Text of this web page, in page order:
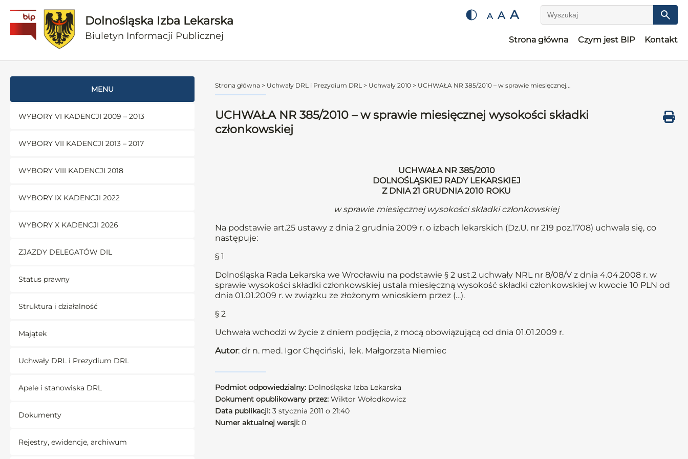
Dolnośląska Izba Lekarska
Biuletyn Informacji Publicznej
A A A Wyszukaj
Strona główna Czym jest BIP Kontakt
MENU
WYBORY VI KADENCJI 2009 – 2013
WYBORY VII KADENCJI 2013 – 2017
WYBORY VIII KADENCJI 2018
WYBORY IX KADENCJI 2022
WYBORY X KADENCJI 2026
ZJAZDY DELEGATÓW DIL
Status prawny
Struktura i działalność
Majątek
Uchwały DRL i Prezydium DRL
Apele i stanowiska DRL
Dokumenty
Rejestry, ewidencje, archiwum
Strona główna > Uchwały DRL i Prezydium DRL > Uchwały 2010 > UCHWAŁA NR 385/2010 – w sprawie miesięcznej...
UCHWAŁA NR 385/2010 – w sprawie miesięcznej wysokości składki
członkowskiej
UCHWAŁA NR 385/2010
DOLNOŚLĄSKIEJ RADY LEKARSKIEJ
Z DNIA 21 GRUDNIA 2010 ROKU
w sprawie miesięcznej wysokości składki członkowskiej
Na podstawie art.25 ustawy z dnia 2 grudnia 2009 r. o izbach lekarskich (Dz.U. nr 219 poz.1708) uchwala się, co
następuje:
§ 1
Dolnośląska Rada Lekarska we Wrocławiu na podstawie § 2 ust.2 uchwały NRL nr 8/08/V z dnia 4.04.2008 r. w
sprawie wysokości składki członkowskiej ustala miesięczną wysokość składki członkowskiej w kwocie 10 PLN od
dnia 01.01.2009 r. w związku ze złożonym wnioskiem przez (…).
§ 2
Uchwała wchodzi w życie z dniem podjęcia, z mocą obowiązującą od dnia 01.01.2009 r.
Autor: dr n. med. Igor Chęciński, lek. Małgorzata Niemiec
Podmiot odpowiedzialny: Dolnośląska Izba Lekarska
Dokument opublikowany przez: Wiktor Wołodkowicz
Data publikacji: 3 stycznia 2011 o 21:40
Numer aktualnej wersji: 0